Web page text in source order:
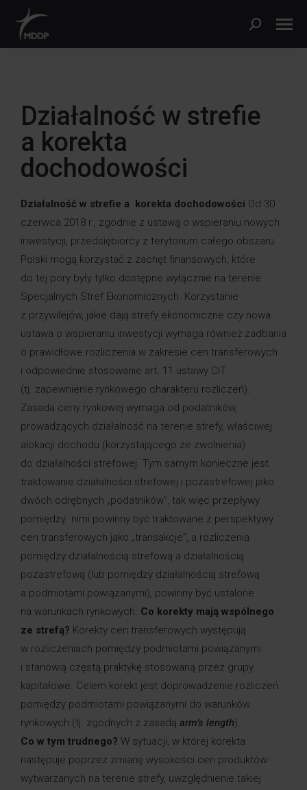
Działalność w strefie
a korekta
dochodowości
Działalność w strefie a korekta dochodowości Od 30
czerwca 2018 r., zgodnie z ustawą o wspieraniu nowych
inwestycji, przedsiębiorcy z terytorium całego obszaru
Polski mogą korzystać z zachęt finansowych, które
do tej pory były tylko dostępne wyłącznie na terenie
Specjalnych Stref Ekonomicznych. Korzystanie
z przywilejów, jakie dają strefy ekonomiczne czy nowa
ustawa o wspieraniu inwestycji wymaga również zadbania
o prawidłowe rozliczenia w zakresie cen transferowych
i odpowiednie stosowanie art. 11 ustawy CIT
(tj. zapewnienie rynkowego charakteru rozliczeń).
Zasada ceny rynkowej wymaga od podatników,
prowadzących działalność na terenie strefy, właściwej
alokacji dochodu (korzystającego ze zwolnienia)
do działalności strefowej. Tym samym konieczne jest
traktowanie działalności strefowej i pozastrefowej jako
dwóch odrębnych „podatników”, tak więc przepływy
pomiędzy nimi powinny być traktowane z perspektywy
cen transferowych jako „transakcje”, a rozliczenia
pomiędzy działalnością strefową a działalnością
pozastrefową (lub pomiędzy działalnością strefową
a podmiotami powiązanymi), powinny być ustalone
na warunkach rynkowych. Co korekty mają wspólnego
ze strefą? Korekty cen transferowych występują
w rozliczeniach pomiędzy podmiotami powiązanymi
i stanowią częstą praktykę stosowaną przez grupy
kapitałowe. Celem korekt jest doprowadzenie rozliczeń
pomiędzy podmiotami powiązanymi do warunków
rynkowych (tj. zgodnych z zasadą arm’s length).
Co w tym trudnego? W sytuacji, w której korekta
następuje poprzez zmianę wysokości cen produktów
wytwarzanych na terenie strefy, uwzględnienie takiej